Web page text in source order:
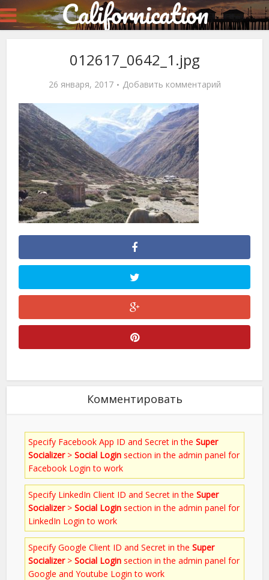
Californication
012617_0642_1.jpg
26 января, 2017 Добавить комментарий
Комментировать
Specify Facebook App ID and Secret in theSuper
Socializer>Social Login section in the admin panel for
Facebook Login to work
Specify LinkedIn Client ID and Secret in theSuper
Socializer>Social Login section in the admin panel for
LinkedIn Login to work
Specify Google Client ID and Secret in theSuper
Socializer>Social Login section in the admin panel for
Google and Youtube Login to work